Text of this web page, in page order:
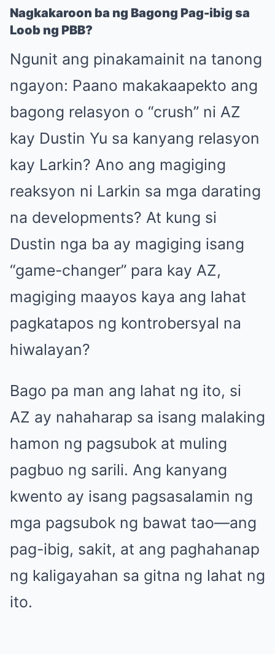
Nagkakaroon ba ng Bagong Pag-ibig sa
Loob ng PBB?
Ngunit ang pinakamainit na tanong
ngayon: Paano makakaapekto ang
bagong relasyon o “crush” ni AZ
kay Dustin Yu sa kanyang relasyon
kay Larkin? Ano ang magiging
reaksyon ni Larkin sa mga darating
na developments? At kung si
Dustin nga ba ay magiging isang
“game-changer” para kay AZ,
magiging maayos kaya ang lahat
pagkatapos ng kontrobersyal na
hiwalayan?
Bago pa man ang lahat ng ito, si
AZ ay nahaharap sa isang malaking
hamon ng pagsubok at muling
pagbuo ng sarili. Ang kanyang
kwento ay isang pagsasalamin ng
mga pagsubok ng bawat tao—ang
pag-ibig, sakit, at ang paghahanap
ng kaligayahan sa gitna ng lahat ng
ito.